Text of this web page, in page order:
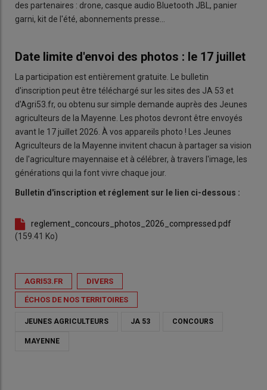
des partenaires : drone, casque audio Bluetooth JBL, panier
garni, kit de l'été, abonnements presse…
Date limite d'envoi des photos : le 17 juillet
La participation est entièrement gratuite. Le bulletin
d'inscription peut être téléchargé sur les sites des JA 53 et
d'Agri53.fr, ou obtenu sur simple demande auprès des Jeunes
agriculteurs de la Mayenne. Les photos devront être envoyés
avant le 17 juillet 2026. À vos appareils photo ! Les Jeunes
Agriculteurs de la Mayenne invitent chacun à partager sa vision
de l'agriculture mayennaise et à célébrer, à travers l'image, les
générations qui la font vivre chaque jour.
Bulletin d'inscription et réglement sur le lien ci-dessous :
reglement_concours_photos_2026_compressed.pdf
(159.41 Ko)
AGRI53.FR DIVERS
ÉCHOS DE NOS TERRITOIRES
JEUNES AGRICULTEURS JA 53 CONCOURS
MAYENNE